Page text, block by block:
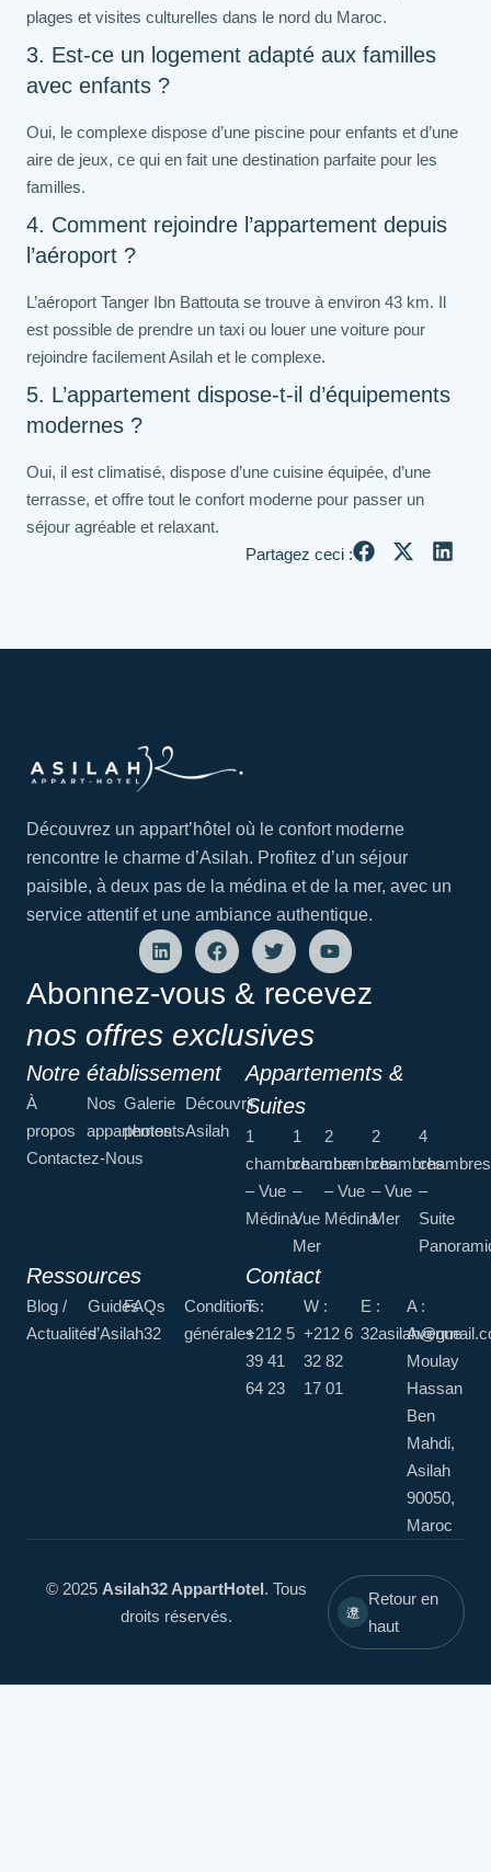
plages et visites culturelles dans le nord du Maroc.
3. Est-ce un logement adapté aux familles
avec enfants ?
Oui, le complexe dispose d’une piscine pour enfants et d’une
aire de jeux, ce qui en fait une destination parfaite pour les
familles.
4. Comment rejoindre l’appartement depuis
l’aéroport ?
L’aéroport Tanger Ibn Battouta se trouve à environ 43 km. Il
est possible de prendre un taxi ou louer une voiture pour
rejoindre facilement Asilah et le complexe.
5. L’appartement dispose-t-il d’équipements
modernes ?
Oui, il est climatisé, dispose d’une cuisine équipée, d’une
terrasse, et offre tout le confort moderne pour passer un
séjour agréable et relaxant.
Partagez ceci :
Découvrez un appart’hôtel où le confort moderne
rencontre le charme d’Asilah. Profitez d’un séjour
paisible, à deux pas de la médina et de la mer, avec un
service attentif et une ambiance authentique.
Abonnez-vous & recevez
nos offres exclusives
Notre établissement
À
propos
Nos
appartements
Galerie
photos
Découvrir
Asilah
Contactez-Nous
Appartements &
Suites
1
chambre
– Vue
Médina
1
chambre
–
Vue
Mer
2
chambres
– Vue
Médina
2
chambres
– Vue
Mer
4
chambres
–
Suite
Ressources
Blog /
Actualités
Guides
d’Asilah32
FAQs
Conditions
générales
Contact
T :
+212 5
39 41
64 23
W :
+212 6
32 82
17 01
E :
A :
Avenue
Moulay
Hassan
Ben
Mahdi,
Asilah
90050,
Maroc
© 2025 Asilah32 AppartHotel. Tous
droits réservés.
Retour en
haut